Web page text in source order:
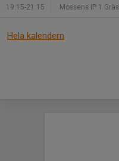
19:15-21:15 Mossens IP 1 Gräs
Hela kalendern